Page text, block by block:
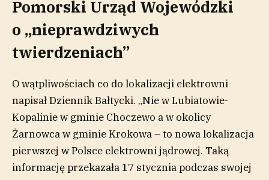
Pomorski Urząd Wojewódzki
o „nieprawdziwych
twierdzeniach”
O wątpliwościach co do lokalizacji elektrowni
napisał Dziennik Bałtycki. „Nie w Lubiatowie-
Kopalinie w gminie Choczewo a w okolicy
Żarnowca w gminie Krokowa – to nowa lokalizacja
pierwszej w Polsce elektrowni jądrowej. Taką
informację przekazała 17 stycznia podczas swojej